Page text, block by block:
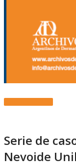
Serie de
Nevoide